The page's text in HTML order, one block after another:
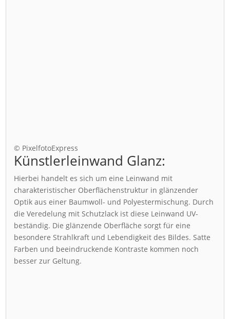
© PixelfotoExpress
Künstlerleinwand Glanz:
Hierbei handelt es sich um eine Leinwand mit
charakteristischer Oberflächenstruktur in glänzender
Optik aus einer Baumwoll- und Polyestermischung. Durch
die Veredelung mit Schutzlack ist diese Leinwand UV-
beständig. Die glänzende Oberfläche sorgt für eine
besondere Strahlkraft und Lebendigkeit des Bildes. Satte
Farben und beeindruckende Kontraste kommen noch
besser zur Geltung.